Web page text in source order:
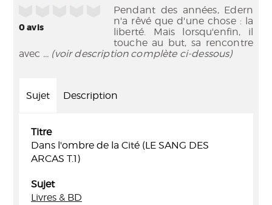
0avis
Pendant des années, Edern
n'a rêvé que d'une chose : la
liberté. Mais lorsqu'enfin, il
touche au but, sa rencontre
avec ... (voir description complète ci-dessous)
Sujet Description
Titre
Dans l'ombre de la Cité (LE SANG DES
ARCAS T.1)
Sujet
Livres & BD